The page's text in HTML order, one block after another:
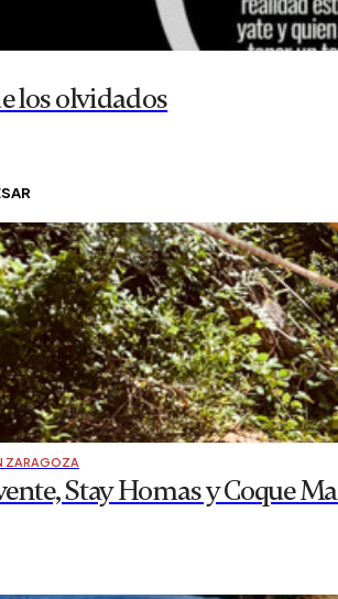
los olvidados
ZARAGOZA
Stay Homas y Coque